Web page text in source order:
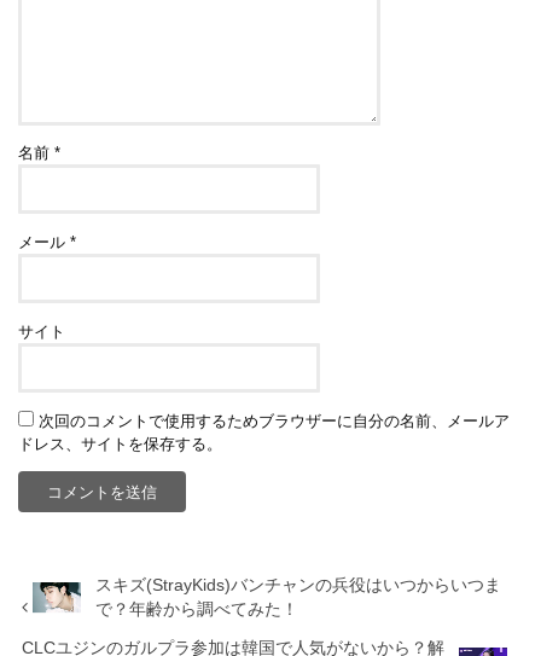
名前*
メール*
サイト
次回のコメントで使用するためブラウザーに自分の名前、メールア
ドレス、サイトを保存する。
スキズ(StrayKids)バンチャンの兵役はいつからいつま
で？年齢から調べてみた！
CLCユジンのガルプラ参加は韓国で人気がないから？解